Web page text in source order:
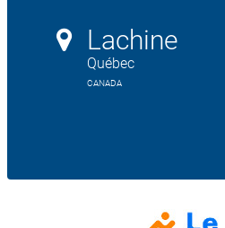
Lachine
Québec
CANADA